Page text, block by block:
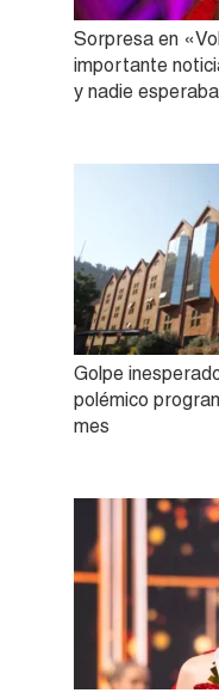
Sorpresa en
importante
y nadie esperaba
Golpe
polémico
mes